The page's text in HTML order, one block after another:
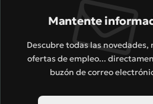
Mantente
Descubre todas las novedades,
ofertas de empleo...
buzón de correo